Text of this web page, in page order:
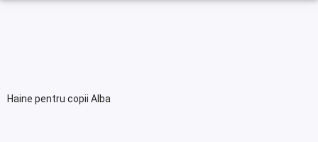
Haine pentru copii Alba